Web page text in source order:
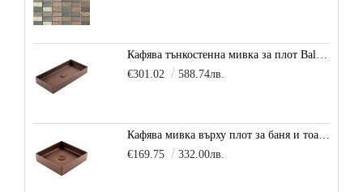
€301.02
588.74лв.
Кафява мивка върху плот за баня и тоалетна Decente, цвят - карамел
€169.75
332.00лв.